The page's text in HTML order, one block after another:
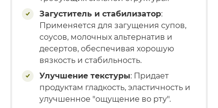
Загуститель и стабилизатор:
Применяется для загущения супов,
соусов, молочных альтернатив и
десертов, обеспечивая хорошую
вязкость и стабильность.
Улучшение текстуры: Придает
продуктам гладкость, эластичность и
улучшенное "ощущение во рту".